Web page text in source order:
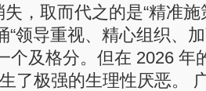
失，取而代之的是“精准施
“领导重视、精心组织、
个及格分。但在 2026 年
了极强的生理性厌恶。